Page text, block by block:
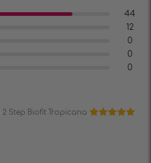
44
12
0
0
0
2 Step Biofit Tropicana